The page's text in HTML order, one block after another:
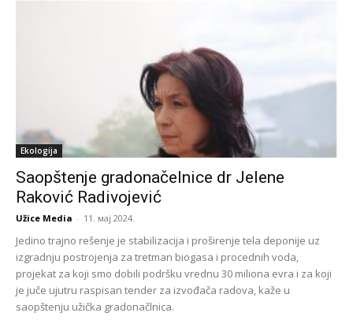
Ekologija
Saopštenje gradonačelnice dr Jelene
Raković Radivojević
Užice Media - 11. мај 2024.
Jedino trajno rešenje je stabilizacija i proširenje tela deponije uz
izgradnju postrojenja za tretman biogasa i procednih voda,
projekat za koji smo dobili podršku vrednu 30 miliona evra i za koji
je juče ujutru raspisan tender za izvođača radova, kaže u
saopštenju užička gradonačlnica.